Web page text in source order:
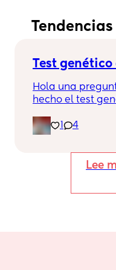
Test
Hola una
hecho el test
saben si es
1 4
Lee